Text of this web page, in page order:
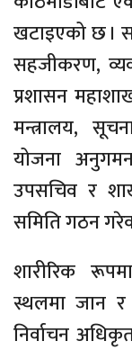
खटाइएको छ ।
सहजीकरण,
प्रशासन
मन्त्रालय,
योजना
उपसचिव र
समिति गठन
शारीरिक
स्थलमा जान र
निर्वाचन